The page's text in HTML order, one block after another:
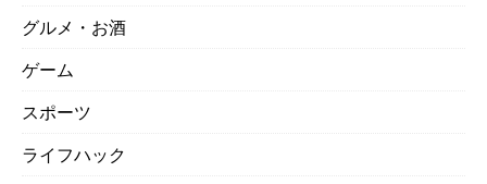
グルメ・お酒
ゲーム
スポーツ
ライフハック